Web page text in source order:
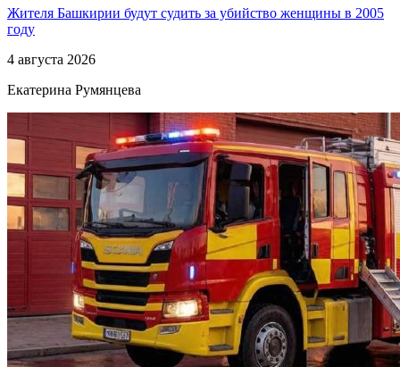
Жителя Башкирии будут судить за убийство женщины в 2005
году
4 августа 2026
Екатерина Румянцева